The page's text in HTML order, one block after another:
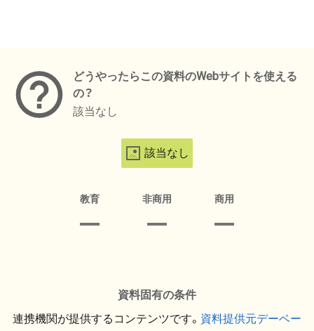
どうやったらこの資料のWebサイトを使える
の？
該当なし
該当なし
教育 非商用 商用
資料固有の条件
連携機関が提供するコンテンツです。 資料提供元デーベー